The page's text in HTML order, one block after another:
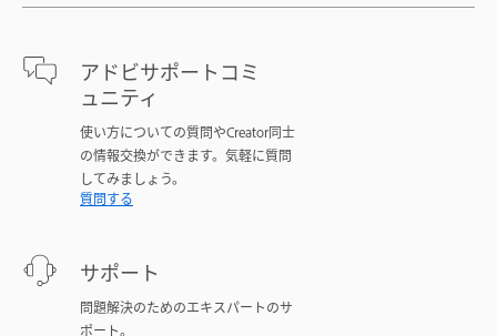
アドビサポートコミ
ュニティ
使い方についての質問やCreator同士
の情報交換ができます。気軽に質問
してみましょう。
質問する
サポート
問題解決のためのエキスパートのサ
ポート。